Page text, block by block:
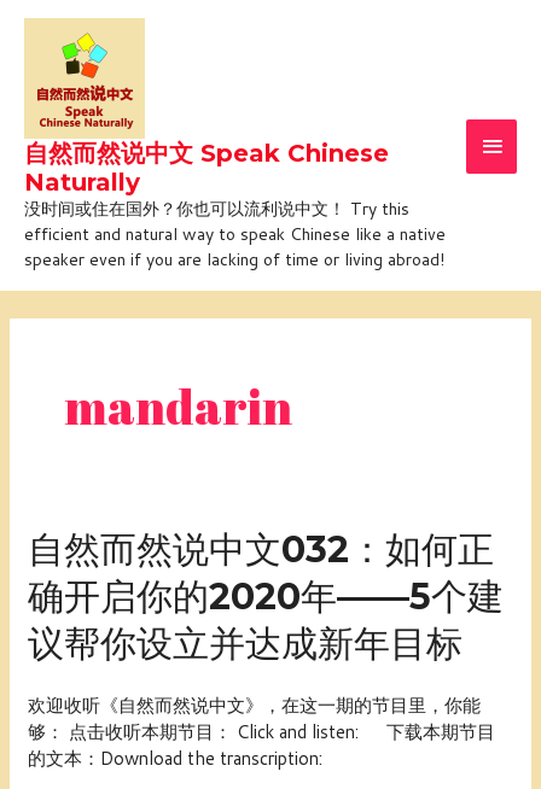
Skip
content
自然而然说中文 Speak Chinese
Naturally
没时间或住在国外？你也可以流利说中文！ Try this
efficient and natural way to speak Chinese like a native
speaker even if you are lacking of time or living abroad!
mandarin
自然而然说中文032：如何正
确开启你的2020年——5个建
议帮你设立并达成新年目标
欢迎收听《自然而然说中文》，在这一期的节目里，你能
够： 点击收听本期节目： Click and listen: 下载本期节目
的文本：Download the transcription:
自
然
而
然
说
中
文
032：
如